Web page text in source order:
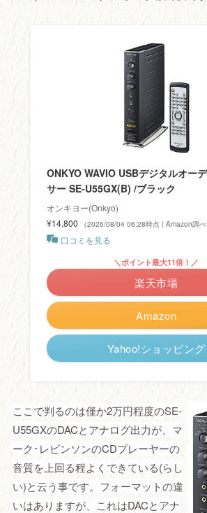
ONKYO WAVIO USBデジタルオー
サー SE-U55GX(B) /ブラック
オンキヨー(Onkyo)
¥14,800
（2026/08/04 06:28時点 | Amazon調べ
口コミを見る
Amazon
＼ポイント最大11倍！／
楽天市場
Yahoo!ショッピング
ここで判るのは僅か2万円程度のSE-
U55GXのDACとアナログ出力が、マ
ーク･レビンソンのCDプレーヤーの
音質を上回る程よくできている(らし
い)と云う事です。フォーマットの違
いはありますが、これはDACとアナ